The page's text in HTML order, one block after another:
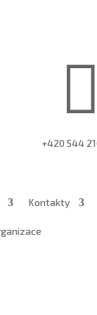

+420 544
Kontakty